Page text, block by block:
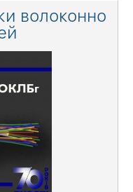
волоконно